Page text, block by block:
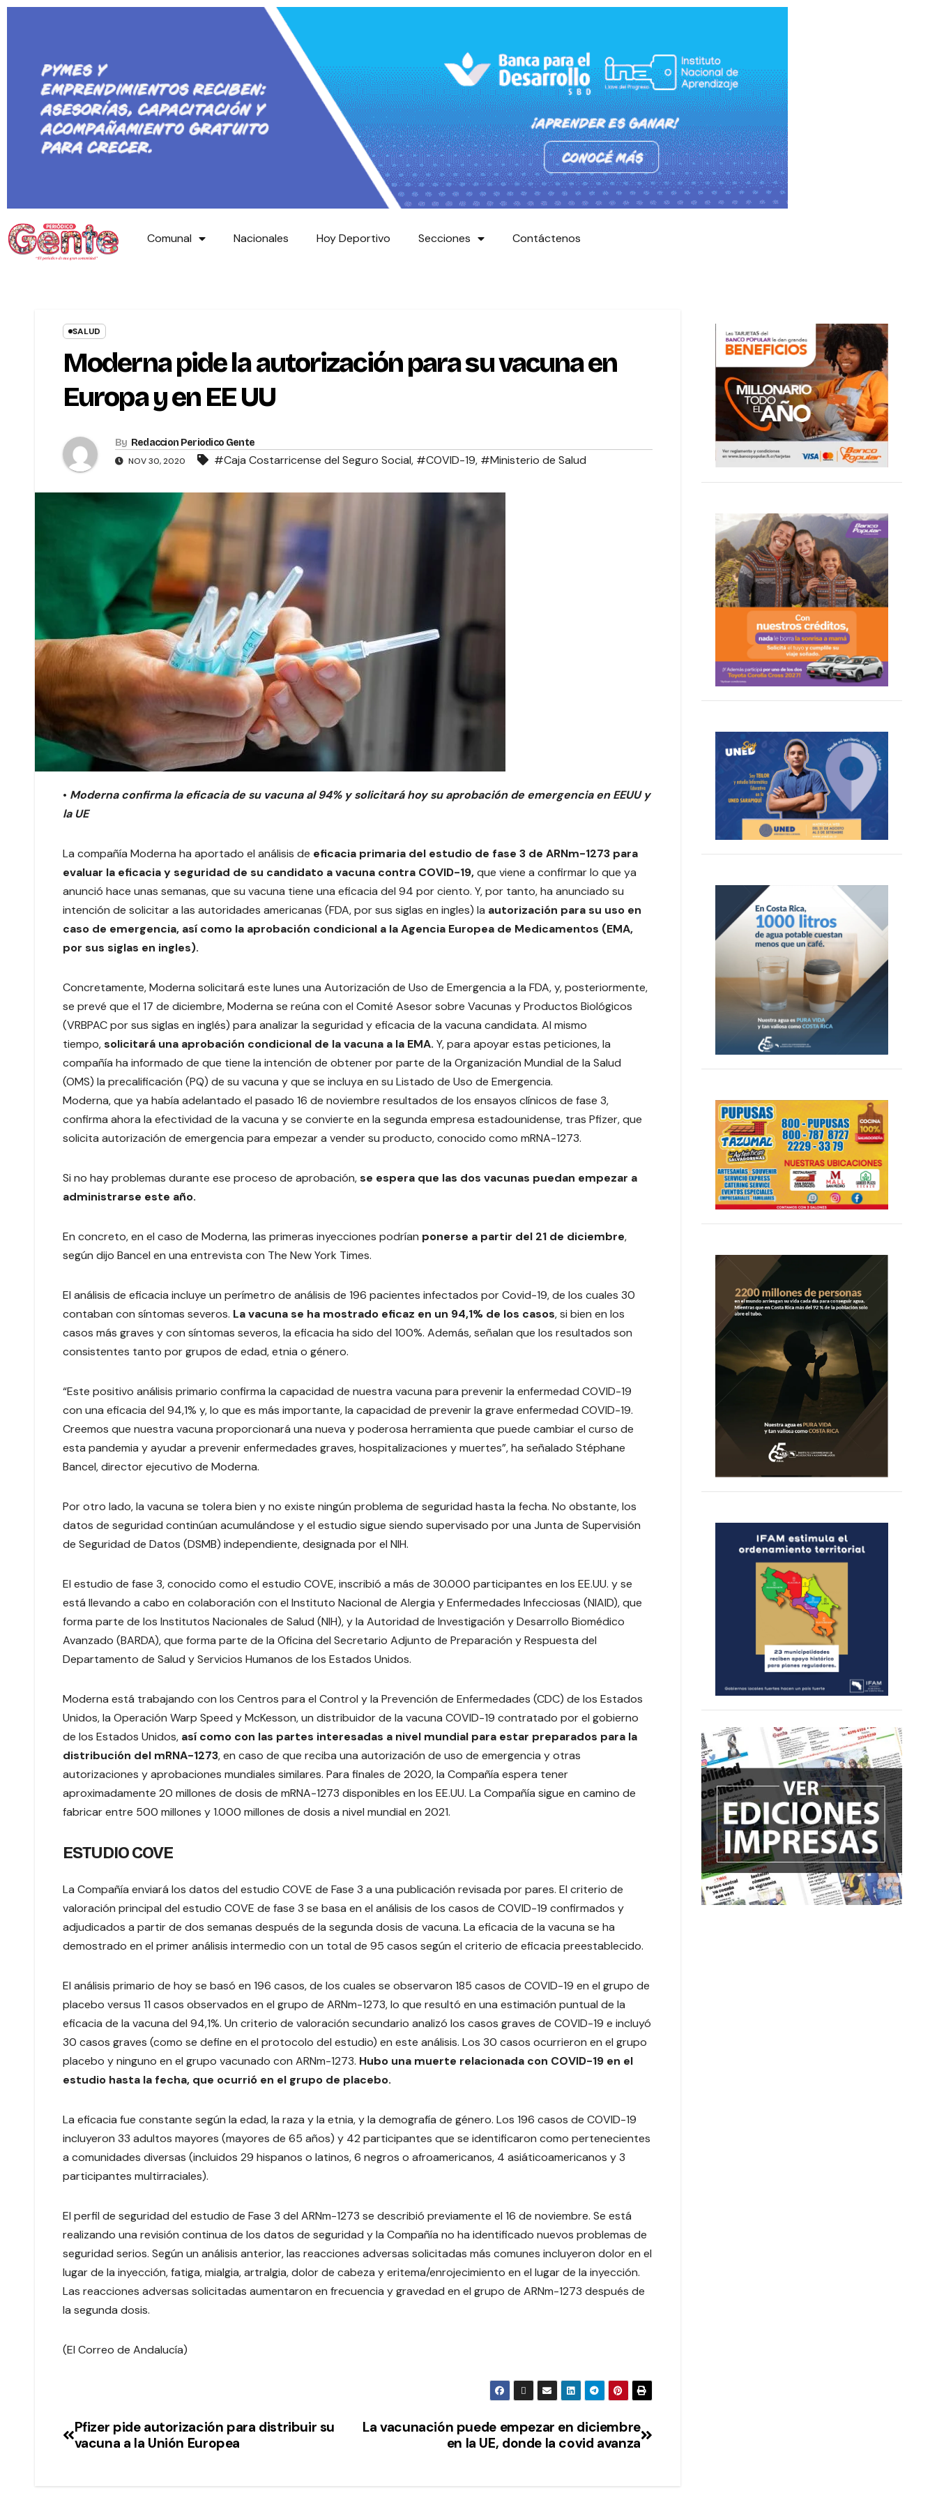
Comunal Nacionales Hoy Deportivo Secciones Contáctenos
SALUD
Moderna pide la autorización para su vacuna en
Europa y en EE UU
By Redaccion Periodico Gente
NOV 30, 2020 #Caja Costarricense del Seguro Social, #COVID-19, #Ministerio de Salud
• Moderna confirma la eficacia de su vacuna al 94% y solicitará hoy su aprobación de emergencia en EEUU y
la UE
La compañía Moderna ha aportado el análisis de eficacia primaria del estudio de fase 3 de ARNm-1273 para
evaluar la eficacia y seguridad de su candidato a vacuna contra COVID-19,que viene a confirmar lo que ya
anunció hace unas semanas, que su vacuna tiene una eficacia del 94 por ciento. Y, por tanto, ha anunciado su
intención de solicitar a las autoridades americanas (FDA, por sus siglas en ingles) la autorización para su uso en
caso de emergencia, así como la aprobación condicional a la Agencia Europea de Medicamentos (EMA,
por sus siglas en ingles).
Concretamente, Moderna solicitará este lunes una Autorización de Uso de Emergencia a la FDA, y, posteriormente,
se prevé que el 17 de diciembre, Moderna se reúna con el Comité Asesor sobre Vacunas y Productos Biológicos
(VRBPAC por sus siglas en inglés) para analizar la seguridad y eficacia de la vacuna candidata. Al mismo
tiempo,solicitará una aprobación condicional de la vacuna a la EMA. Y, para apoyar estas peticiones, la
compañía ha informado de que tiene la intención de obtener por parte de la Organización Mundial de la Salud
(OMS) la precalificación (PQ) de su vacuna y que se incluya en su Listado de Uso de Emergencia.
Moderna, que ya había adelantado el pasado 16 de noviembre resultados de los ensayos clínicos de fase 3,
confirma ahora la efectividad de la vacuna y se convierte en la segunda empresa estadounidense, tras Pfizer, que
solicita autorización de emergencia para empezar a vender su producto, conocido como mRNA-1273.
Si no hay problemas durante ese proceso de aprobación,se espera que las dos vacunas puedan empezar a
administrarse este año.
En concreto, en el caso de Moderna, las primeras inyecciones podrían ponerse a partir del 21 de diciembre,
según dijo Bancel en una entrevista con The New York Times.
El análisis de eficacia incluye un perímetro de análisis de 196 pacientes infectados por Covid-19, de los cuales 30
contaban con síntomas severos. La vacuna se ha mostrado eficaz en un 94,1% de los casos, si bien en los
casos más graves y con síntomas severos, la eficacia ha sido del 100%. Además, señalan que los resultados son
consistentes tanto por grupos de edad, etnia o género.
“Este positivo análisis primario confirma la capacidad de nuestra vacuna para prevenir la enfermedad COVID-19
con una eficacia del 94,1% y, lo que es más importante, la capacidad de prevenir la grave enfermedad COVID-19.
Creemos que nuestra vacuna proporcionará una nueva y poderosa herramienta que puede cambiar el curso de
esta pandemia y ayudar a prevenir enfermedades graves, hospitalizaciones y muertes”, ha señalado Stéphane
Bancel, director ejecutivo de Moderna.
Por otro lado, la vacuna se tolera bien y no existe ningún problema de seguridad hasta la fecha. No obstante, los
datos de seguridad continúan acumulándose y el estudio sigue siendo supervisado por una Junta de Supervisión
de Seguridad de Datos (DSMB) independiente, designada por el NIH.
El estudio de fase 3, conocido como el estudio COVE, inscribió a más de 30.000 participantes en los EE.UU. y se
está llevando a cabo en colaboración con el Instituto Nacional de Alergia y Enfermedades Infecciosas (NIAID), que
forma parte de los Institutos Nacionales de Salud (NIH), y la Autoridad de Investigación y Desarrollo Biomédico
Avanzado (BARDA), que forma parte de la Oficina del Secretario Adjunto de Preparación y Respuesta del
Departamento de Salud y Servicios Humanos de los Estados Unidos.
Moderna está trabajando con los Centros para el Control y la Prevención de Enfermedades (CDC) de los Estados
Unidos, la Operación Warp Speed y McKesson, un distribuidor de la vacuna COVID-19 contratado por el gobierno
de los Estados Unidos, así como con las partes interesadas a nivel mundial para estar preparados para la
distribución del mRNA-1273, en caso de que reciba una autorización de uso de emergencia y otras
autorizaciones y aprobaciones mundiales similares. Para finales de 2020, la Compañía espera tener
aproximadamente 20 millones de dosis de mRNA-1273 disponibles en los EE.UU. La Compañía sigue en camino de
fabricar entre 500 millones y 1.000 millones de dosis a nivel mundial en 2021.
ESTUDIO COVE
La Compañía enviará los datos del estudio COVE de Fase 3 a una publicación revisada por pares. El criterio de
valoración principal del estudio COVE de fase 3 se basa en el análisis de los casos de COVID-19 confirmados y
adjudicados a partir de dos semanas después de la segunda dosis de vacuna. La eficacia de la vacuna se ha
demostrado en el primer análisis intermedio con un total de 95 casos según el criterio de eficacia preestablecido.
El análisis primario de hoy se basó en 196 casos, de los cuales se observaron 185 casos de COVID-19 en el grupo de
placebo versus 11 casos observados en el grupo de ARNm-1273, lo que resultó en una estimación puntual de la
eficacia de la vacuna del 94,1%. Un criterio de valoración secundario analizó los casos graves de COVID-19 e incluyó
30 casos graves (como se define en el protocolo del estudio) en este análisis. Los 30 casos ocurrieron en el grupo
placebo y ninguno en el grupo vacunado con ARNm-1273. Hubo una muerte relacionada con COVID-19 en el
estudio hasta la fecha, que ocurrió en el grupo de placebo.
La eficacia fue constante según la edad, la raza y la etnia, y la demografía de género. Los 196 casos de COVID-19
incluyeron 33 adultos mayores (mayores de 65 años) y 42 participantes que se identificaron como pertenecientes
a comunidades diversas (incluidos 29 hispanos o latinos, 6 negros o afroamericanos, 4 asiáticoamericanos y 3
participantes multirraciales).
El perfil de seguridad del estudio de Fase 3 del ARNm-1273 se describió previamente el 16 de noviembre. Se está
realizando una revisión continua de los datos de seguridad y la Compañía no ha identificado nuevos problemas de
seguridad serios. Según un análisis anterior, las reacciones adversas solicitadas más comunes incluyeron dolor en el
lugar de la inyección, fatiga, mialgia, artralgia, dolor de cabeza y eritema/enrojecimiento en el lugar de la inyección.
Las reacciones adversas solicitadas aumentaron en frecuencia y gravedad en el grupo de ARNm-1273 después de
la segunda dosis.
(El Correo de Andalucía)
La vacunación puede empezar en diciembre
en la UE, donde la covid avanza
Pfizer pide autorización para distribuir su
vacuna a la Unión Europea